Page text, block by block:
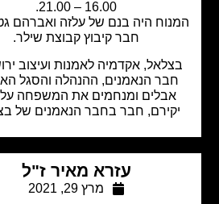
היה בנם של עלזה ואברהם גטריידה,
חבר קיבוץ קבוצת שילר.
אקדמיה לאמנות ועיצוב ירושלים,
הנאמנים, ההנהלה והסגל האקדמי
אבלים ומנחמים את המשפחה על מות
חבר בחבר הנאמנים של בצלאל.
עזרא מאיר ז"ל
מרץ 29, 2021